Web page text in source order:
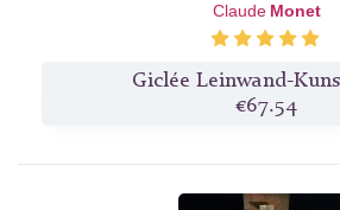
Claude Monet
Giclée Leinwand-
€67.54